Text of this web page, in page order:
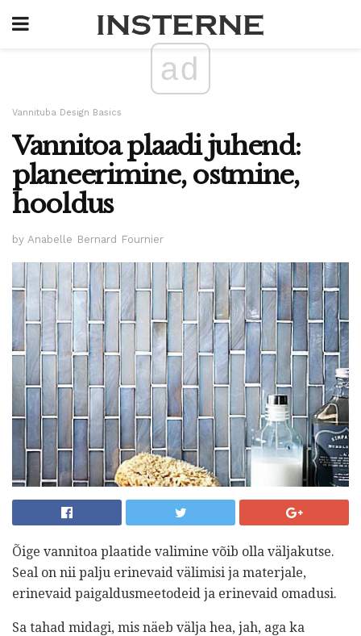
ad
Vannituba Design Basics
Vannitoa plaadi juhend:
planeerimine, ostmine,
hooldus
by Anabelle Bernard Fournier
Õige vannitoa plaatide valimine võib olla väljakutse.
Seal on nii palju erinevaid välimisi ja materjale,
erinevaid paigaldusmeetodeid ja erinevaid omadusi.
Sa tahad midagi, mis näeb välja hea, jah, aga ka